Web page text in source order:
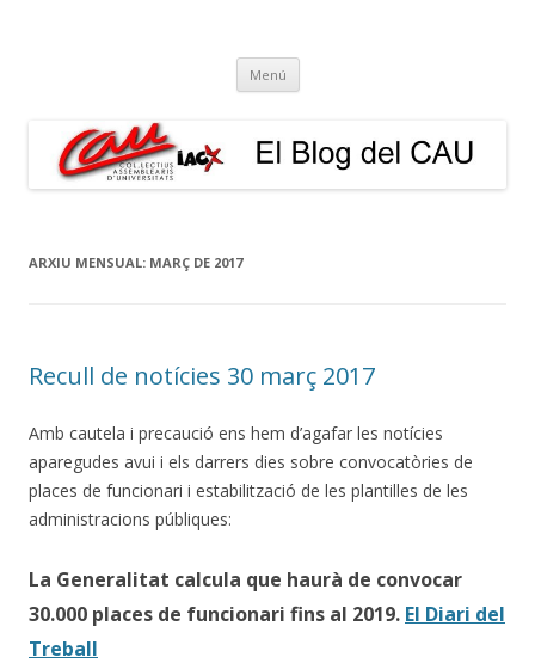
Menú Vés
contingut
ARXIU MENSUAL: MARÇ DE 2017
Recull de notícies 30 març 2017
Amb cautela i precaució ens hem d’agafar les notícies
aparegudes avui i els darrers dies sobre convocatòries de
places de funcionari i estabilització de les plantilles de les
administracions públiques:
La Generalitat calcula que haurà de convocar
30.000 places de funcionari fins al 2019. El Diari del
Treball